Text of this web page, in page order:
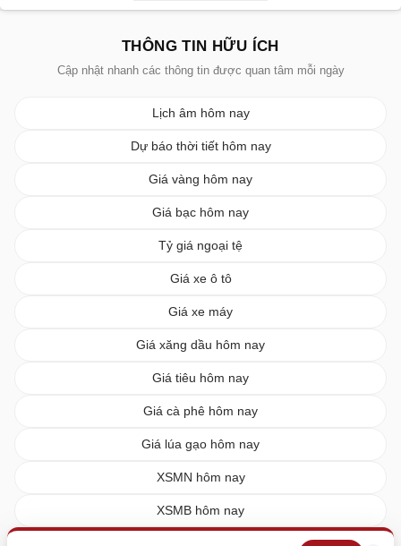
THÔNG TIN HỮU ÍCH
Cập nhật nhanh các thông tin được quan tâm mỗi ngày
Lịch âm hôm nay
Dự báo thời tiết hôm nay
Giá vàng hôm nay
Giá bạc hôm nay
Tỷ giá ngoại tệ
Giá xe ô tô
Giá xe máy
Giá xăng dầu hôm nay
Giá tiêu hôm nay
Giá cà phê hôm nay
Giá lúa gạo hôm nay
XSMN hôm nay
XSMB hôm nay